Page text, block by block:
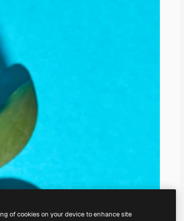
of cookies on your device to enhance site